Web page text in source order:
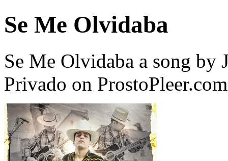
Se Me Olvidaba
Se Me Olvidaba a song by
Privado on ProstoPleer.com